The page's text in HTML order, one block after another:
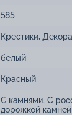
585
Крестики,
белый
Красный
С камнями, С
дорожкой камней